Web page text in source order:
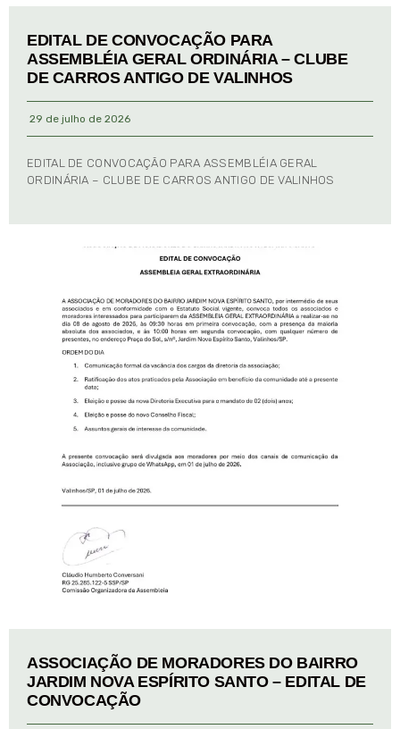
EDITAL DE CONVOCAÇÃO PARA
ASSEMBLÉIA GERAL ORDINÁRIA – CLUBE
DE CARROS ANTIGO DE VALINHOS
29 de julho de 2026
EDITAL DE CONVOCAÇÃO PARA ASSEMBLÉIA GERAL
ORDINÁRIA – CLUBE DE CARROS ANTIGO DE VALINHOS
ASSOCIAÇÃO DE MORADORES DO BAIRRO
JARDIM NOVA ESPÍRITO SANTO – EDITAL DE
CONVOCAÇÃO